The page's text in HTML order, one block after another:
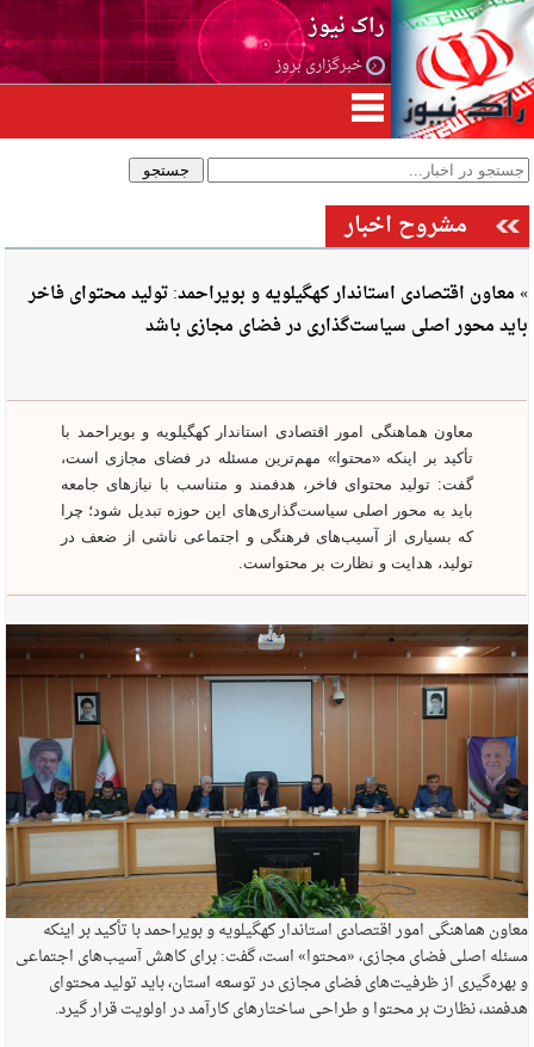
راک نیوز
خبرگزاری بروز
مشروح اخبار
» معاون اقتصادی استاندار کهگیلویه و بویراحمد: تولید محتوای فاخر
باید محور اصلی سیاست‌گذاری در فضای مجازی باشد
معاون هماهنگی امور اقتصادی استاندار کهگیلویه و بویراحمد با
تأکید بر اینکه «محتوا» مهم‌ترین مسئله در فضای مجازی است،
گفت: تولید محتوای فاخر، هدفمند و متناسب با نیازهای جامعه
باید به محور اصلی سیاست‌گذاری‌های این حوزه تبدیل شود؛ چرا
که بسیاری از آسیب‌های فرهنگی و اجتماعی ناشی از ضعف در
تولید، هدایت و نظارت بر محتواست.
معاون هماهنگی امور اقتصادی استاندار کهگیلویه و بویراحمد با تأکید بر اینکه
مسئله اصلی فضای مجازی، «محتوا» است، گفت: برای کاهش آسیب‌های اجتماعی
و بهره‌گیری از ظرفیت‌های فضای مجازی در توسعه استان، باید تولید محتوای
هدفمند، نظارت بر محتوا و طراحی ساختارهای کارآمد در اولویت قرار گیرد.